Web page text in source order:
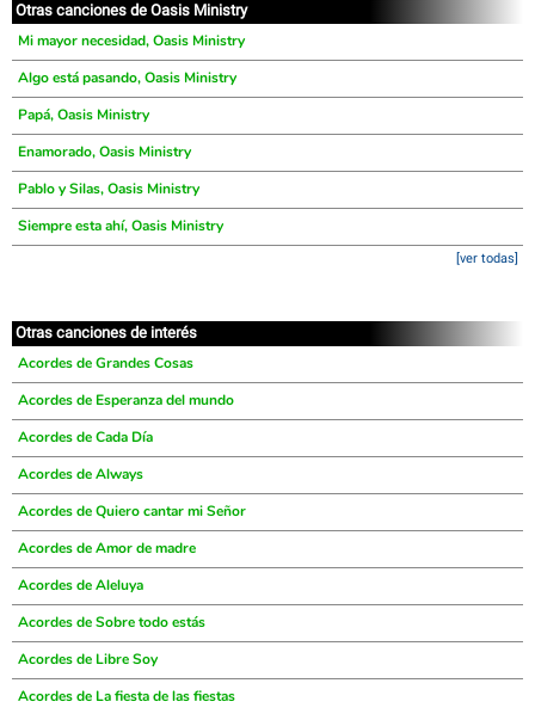
Otras canciones de Oasis Ministry
Mi mayor necesidad, Oasis Ministry
Algo está pasando, Oasis Ministry
Papá, Oasis Ministry
Enamorado, Oasis Ministry
Pablo y Silas, Oasis Ministry
Siempre esta ahí, Oasis Ministry
[ver todas]
Otras canciones de interés
Acordes de Grandes Cosas
Acordes de Esperanza del mundo
Acordes de Cada Día
Acordes de Always
Acordes de Quiero cantar mi Señor
Acordes de Amor de madre
Acordes de Aleluya
Acordes de Sobre todo estás
Acordes de Libre Soy
Acordes de La fiesta de las fiestas